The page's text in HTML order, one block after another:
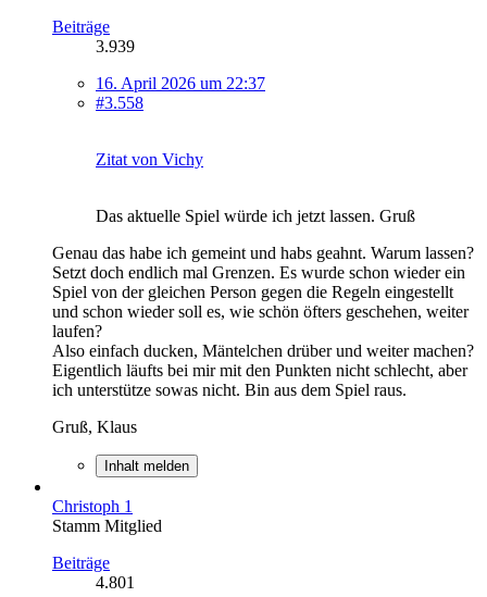
Beiträge
3.939
16. April 2026 um 22:37
#3.558
Zitat von Vichy
Das aktuelle Spiel würde ich jetzt lassen. Gruß
Genau das habe ich gemeint und habs geahnt. Warum lassen?
Setzt doch endlich mal Grenzen. Es wurde schon wieder ein
Spiel von der gleichen Person gegen die Regeln eingestellt
und schon wieder soll es, wie schön öfters geschehen, weiter
laufen?
Also einfach ducken, Mäntelchen drüber und weiter machen?
Eigentlich läufts bei mir mit den Punkten nicht schlecht, aber
ich unterstütze sowas nicht. Bin aus dem Spiel raus.
Gruß, Klaus
Inhalt melden
Christoph 1
Stamm Mitglied
Beiträge
4.801